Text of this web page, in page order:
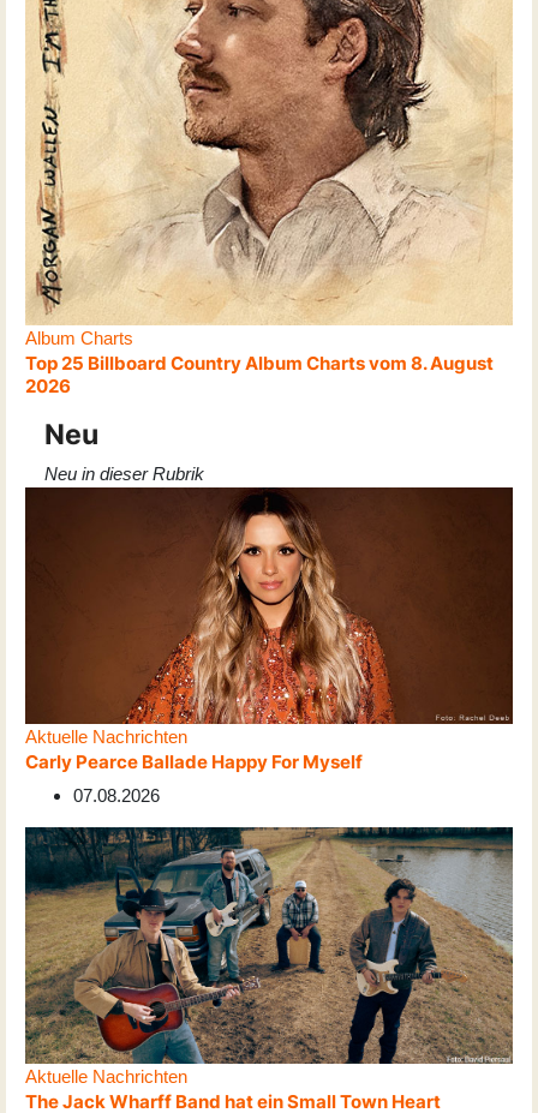
Album Charts
Top 25 Billboard Country Album Charts vom 8. August
2026
Neu
Neu in dieser Rubrik
Aktuelle Nachrichten
Carly Pearce Ballade Happy For Myself
07.08.2026
Aktuelle Nachrichten
The Jack Wharff Band hat ein Small Town Heart